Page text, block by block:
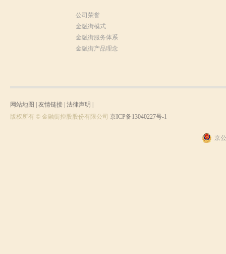
公司荣誉
金融街模式
金融街服务体系
金融街产品理念
网站地图 友情链接 法律声明
版权所有 © 金融街控股股份有限公司 京ICP备13040227号-1
京